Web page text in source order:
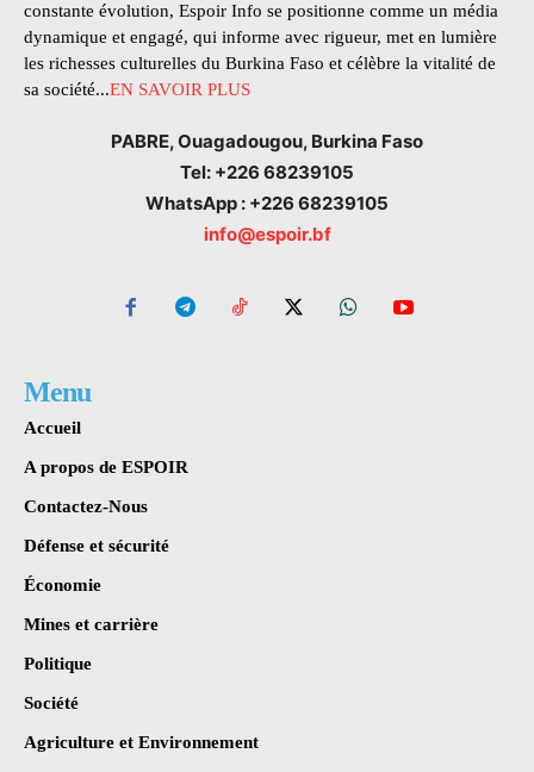
constante évolution, Espoir Info se positionne comme un média
dynamique et engagé, qui informe avec rigueur, met en lumière
les richesses culturelles du Burkina Faso et célèbre la vitalité de
sa société...EN SAVOIR PLUS
PABRE, Ouagadougou, Burkina Faso
Tel: +226 68239105
WhatsApp : +226 68239105
info@espoir.bf
Menu
Accueil
A propos de ESPOIR
Contactez-Nous
Défense et sécurité
Économie
Mines et carrière
Politique
Société
Agriculture et Environnement